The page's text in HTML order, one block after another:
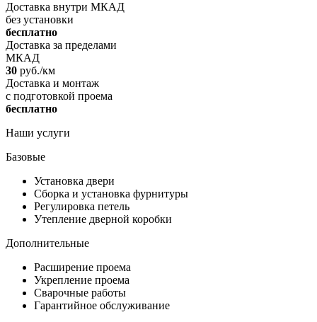
Доставка внутри МКАД
без установки
бесплатно
Доставка за пределами
МКАД
30 руб./км
Доставка и монтаж
c подготовкой проема
бесплатно
Наши услуги
Базовые
Установка двери
Сборка и установка фурнитуры
Регулировка петель
Утепление дверной коробки
Дополнительные
Расширение проема
Укрепление проема
Сварочные работы
Гарантийное обслуживание